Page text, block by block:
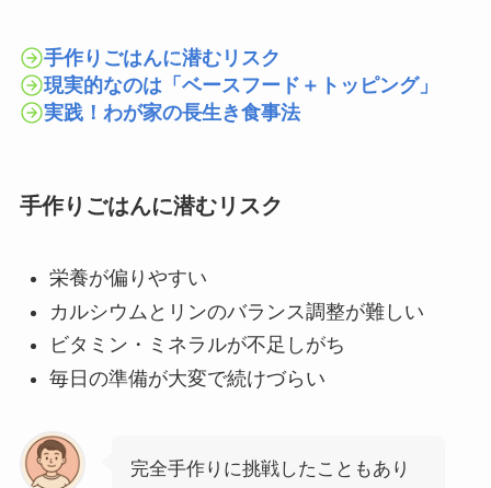
手作りごはんに潜むリスク
現実的なのは「ベースフード＋トッピング」
実践！わが家の長生き食事法
手作りごはんに潜むリスク
栄養が偏りやすい
カルシウムとリンのバランス調整が難しい
ビタミン・ミネラルが不足しがち
毎日の準備が大変で続けづらい
完全手作りに挑戦したこともあり